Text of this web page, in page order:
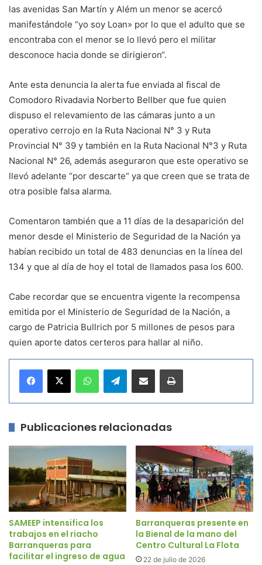
las avenidas San Martín y Além un menor se acercó
manifestándole “yo soy Loan» por lo que el adulto que se
encontraba con el menor se lo llevó pero el militar
desconoce hacia donde se dirigieron“.
Ante esta denuncia la alerta fue enviada al fiscal de
Comodoro Rivadavia Norberto Bellber que fue quien
dispuso el relevamiento de las cámaras junto a un
operativo cerrojo en la Ruta Nacional N° 3 y Ruta
Provincial N° 39 y también en la Ruta Nacional N°3 y Ruta
Nacional N° 26, además aseguraron que este operativo se
llevó adelante “por descarte“ ya que creen que se trata de
otra posible falsa alarma.
Comentaron también que a 11 días de la desaparición del
menor desde el Ministerio de Seguridad de la Nación ya
habían recibido un total de 483 denuncias en la línea del
134 y que al día de hoy el total de llamados pasa los 600.
Cabe recordar que se encuentra vigente la recompensa
emitida por el Ministerio de Seguridad de la Nación, a
cargo de Patricia Bullrich por 5 millones de pesos para
quien aporte datos certeros para hallar al niño.
Telegram
Publicaciones relacionadas
SAMEEP intensifica los
trabajos en el riacho
Barranqueras para
facilitar el ingreso de agua
Barranqueras presente en
la Bienal de la mano del
Centro Cultural La Flota
22 de julio de 2026